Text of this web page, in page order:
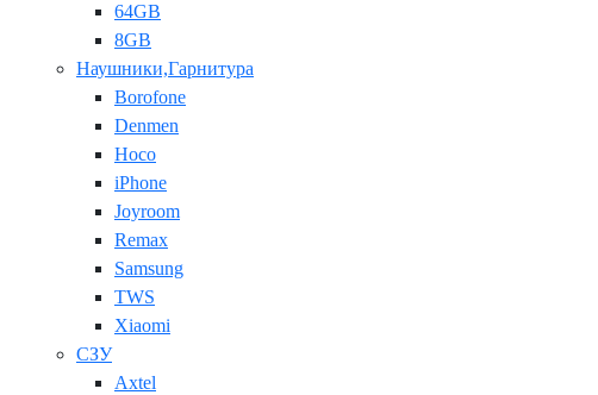
64GB
8GB
Наушники,Гарнитура
Borofone
Denmen
Hoco
iPhone
Joyroom
Remax
Samsung
TWS
Xiaomi
СЗУ
Axtel